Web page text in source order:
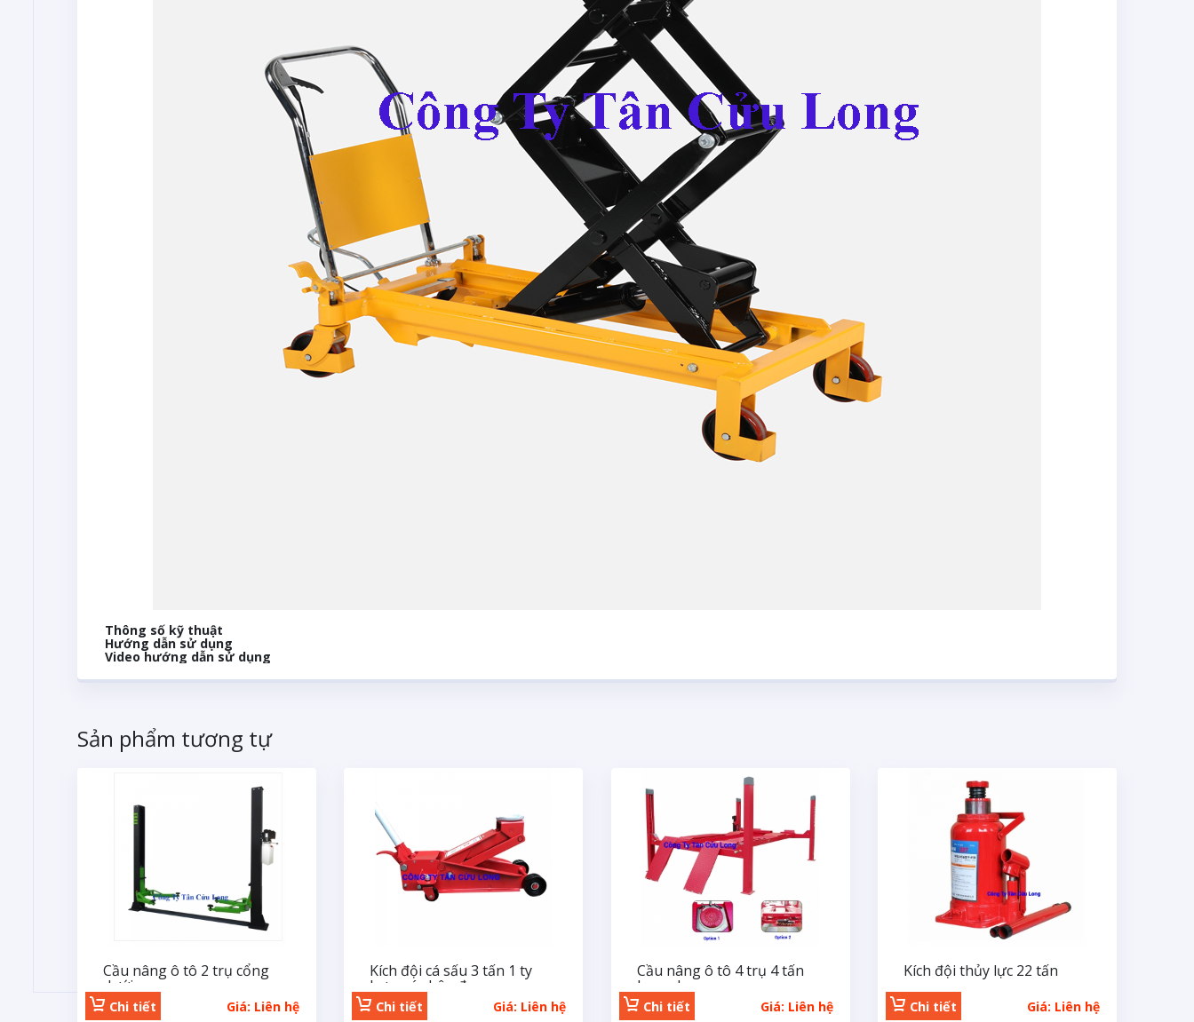
Thông số kỹ thuật
Hướng dẫn sử dụng
Video hướng dẫn sử dụng
Sản phẩm tương tự
Cầu nâng ô tô 2 trụ cổng
dưới
Giá: Liên hệ
Chi tiết
Kích đội cá sấu 3 tấn 1 ty
bơm có chân đạp
Giá: Liên hệ
Chi tiết
Cầu nâng ô tô 4 trụ 4 tấn
Launch
Giá: Liên hệ
Chi tiết
Kích đội thủy lực 22 tấn
Giá: Liên hệ
Chi tiết